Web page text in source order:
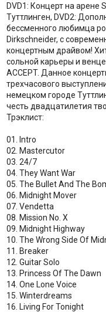
DVD1: Концерт на арене
Туттлинген, DVD2:
бессменного любимца
Dirkschneider, с
концертным драйвом!
сольной карьеры и
ACCEPT. Данное
трехчасового
немецком городе
честь двадцатилетия
Трэклист:
01. Intro
02. Mastercutor
03. 24/7
04. They Want War
05. The Bullet And The
06. Midnight Mover
07. Vendetta
08. Mission No. X
09. Midnight Highway
10. The Wrong Side Of
11. Breaker
12. Guitar Solo
13. Princess Of The Dawn
14. One Lone Voice
15. Winterdreams
16. Living For Tonight